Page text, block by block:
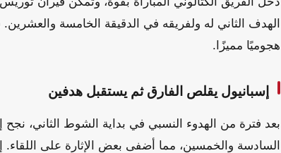
الهدف الثاني له ولفريقه في الدقيقة الخامسة
هجوميًا مميزًا.
إسبانيول يقلص الفارق ثم يستقبل هدفين
بعد فترة من الهدوء النسبي في بداية الشوط الثاني،
السادسة والخمسين، مما أضفى بعض الإثارة على